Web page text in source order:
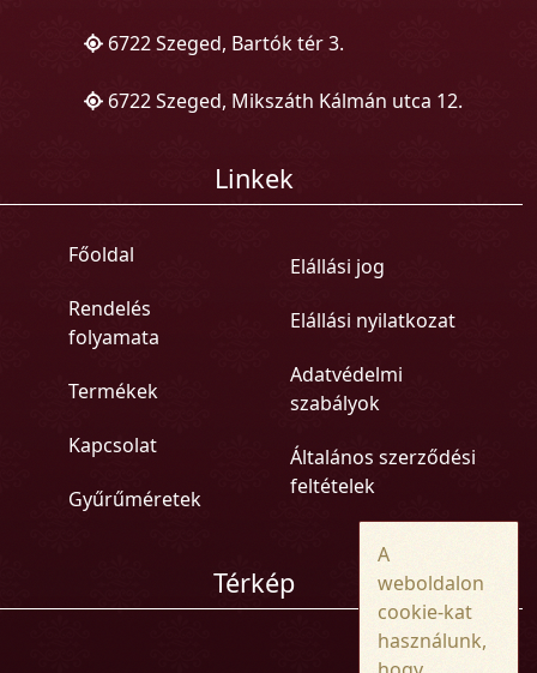
6722 Szeged, Bartók tér 3.
6722 Szeged, Mikszáth Kálmán utca 12.
Linkek
Főoldal
Rendelés
folyamata
Termékek
Kapcsolat
Gyűrűméretek
Elállási jog
Elállási nyilatkozat
Adatvédelmi
szabályok
Általános szerződési
feltételek
Térkép
A
weboldalon
cookie-kat
használunk,